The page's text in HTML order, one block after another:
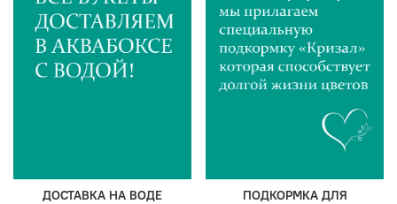
ДОСТАВКА НА ВОДЕ
ПОДКОРМКА ДЛЯ